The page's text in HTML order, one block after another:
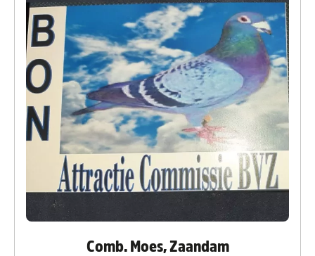
Comb. Moes, Zaandam